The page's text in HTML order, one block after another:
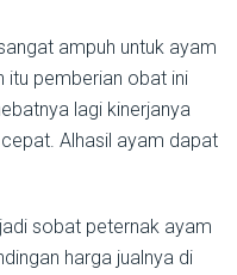
ampuh untuk ayam
itu pemberian obat ini
lagi kinerjanya
Alhasil ayam dapat
sobat peternak ayam
harga jualnya di